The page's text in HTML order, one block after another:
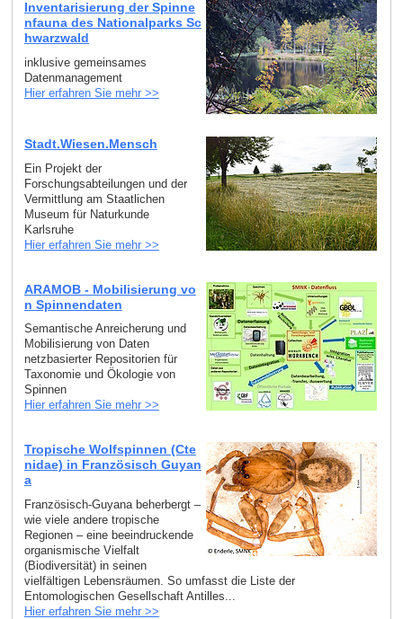
Inventarisierung der Spinne
nfauna des Nationalparks Sc
hwarzwald
inklusive gemeinsames
Datenmanagement
Hier erfahren Sie mehr >>
Stadt.Wiesen.Mensch
Ein Projekt der
Forschungsabteilungen und der
Vermittlung am Staatlichen
Museum für Naturkunde
Karlsruhe
Hier erfahren Sie mehr >>
ARAMOB - Mobilisierung vo
n Spinnendaten
Semantische Anreicherung und
Mobilisierung von Daten
netzbasierter Repositorien für
Taxonomie und Ökologie von
Spinnen
Hier erfahren Sie mehr >>
Tropische Wolfspinnen (Cte
nidae) in Französisch Guyan
a
Französisch-Guyana beherbergt –
wie viele andere tropische
Regionen – eine beeindruckende
organismische Vielfalt
(Biodiversität) in seinen
vielfältigen Lebensräumen. So umfasst die Liste der
Entomologischen Gesellschaft Antilles...
Hier erfahren Sie mehr >>